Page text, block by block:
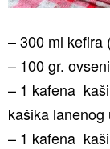
– 300 ml kefira
– 100 gr.
– 1 kafena
kašika lanenog
– 1 kafena